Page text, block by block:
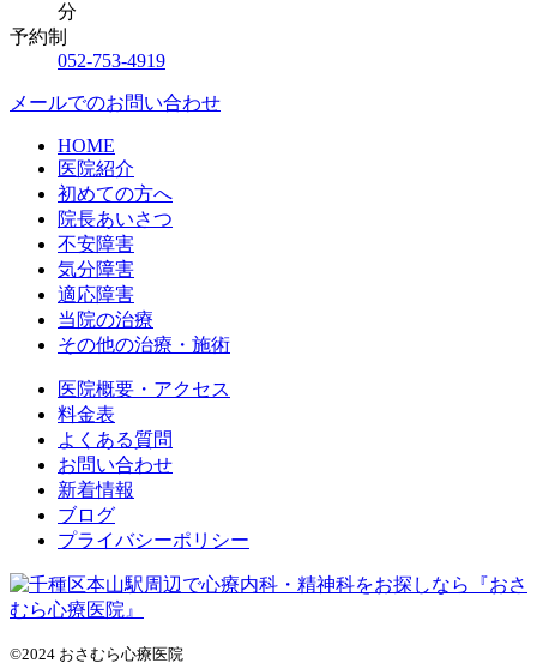
分
予約制
052-753-4919
メールでのお問い合わせ
HOME
医院紹介
初めての方へ
院長あいさつ
不安障害
気分障害
適応障害
当院の治療
その他の治療・施術
医院概要・アクセス
料金表
よくある質問
お問い合わせ
新着情報
ブログ
プライバシーポリシー
©2024 おさむら心療医院